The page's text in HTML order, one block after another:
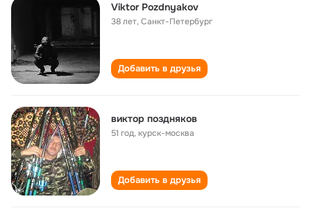
Viktor Pozdnyakov
38 лет,Санкт-Петербург
Добавить в друзья
виктор поздняков
51 год,курск-москва
Добавить в друзья